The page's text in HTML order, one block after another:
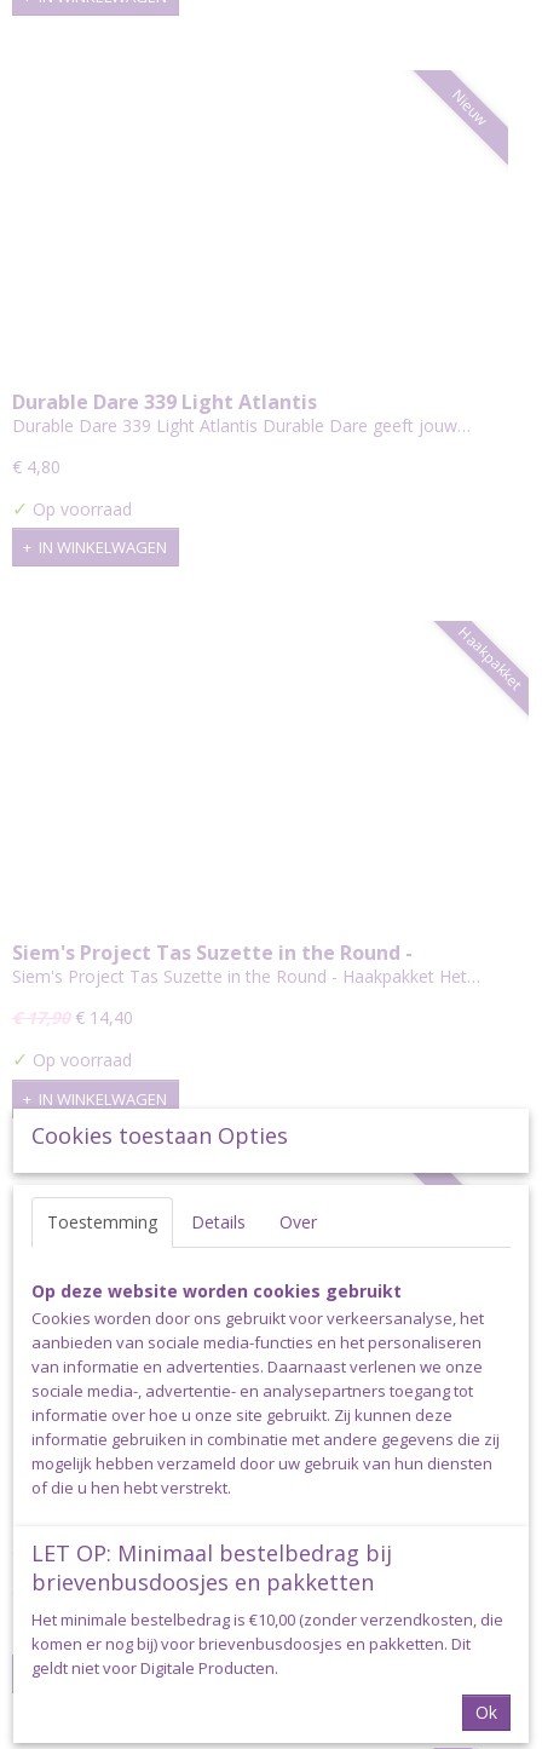
Nieuw
Durable Dare 339 Light Atlantis
Durable Dare 339 Light Atlantis Durable Dare geeft jouw…
€ 4,80
✓ Op voorraad
IN WINKELWAGEN
Haakpakket
Siem's Project Tas Suzette in the Round -
Haakpakket
Siem's Project Tas Suzette in the Round - Haakpakket Het…
€ 17,90 € 14,40
✓ Op voorraad
IN WINKELWAGEN
Cake…
€ 7,70
Op voorraad
IN WINKELWAGEN
Cookies toestaan Opties
Toestemming Details Over
Op deze website worden cookies gebruikt
Cookies worden door ons gebruikt voor verkeersanalyse, het
aanbieden van sociale media-functies en het personaliseren
van informatie en advertenties. Daarnaast verlenen we onze
sociale media-, advertentie- en analysepartners toegang tot
informatie over hoe u onze site gebruikt. Zij kunnen deze
informatie gebruiken in combinatie met andere gegevens die zij
mogelijk hebben verzameld door uw gebruik van hun diensten
of die u hen hebt verstrekt.
LET OP: Minimaal bestelbedrag bij
brievenbusdoosjes en pakketten
Het minimale bestelbedrag is €10,00 (zonder verzendkosten, die
komen er nog bij) voor brievenbusdoosjes en pakketten. Dit
geldt niet voor Digitale Producten.
Ok